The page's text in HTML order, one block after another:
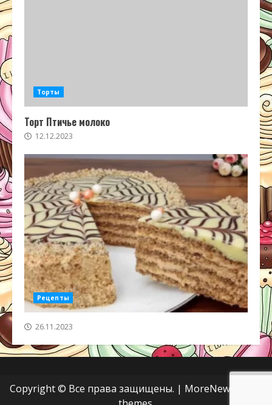
Торты
Торт Птичье молоко
12.12.2023
Рецепты
26.11.2023
Copyright © Все права защищены. | MoreNews